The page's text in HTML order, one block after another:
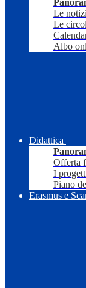
Le
Le
Albo
Didattica
Offerta
I
Piano
Erasmus e